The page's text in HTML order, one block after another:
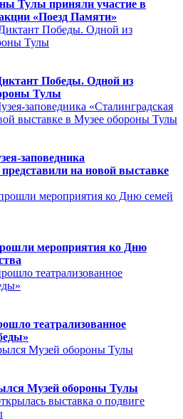
Тулы приняли участие в
«Поезд Памяти»
Победы. Одной из
Тулы
заповедника
на новой выставке
мероприятия ко Дню
театрализованное
Музей обороны Тулы